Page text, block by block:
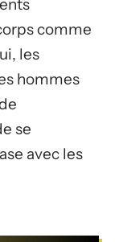
comme
les
hommes
se
avec les